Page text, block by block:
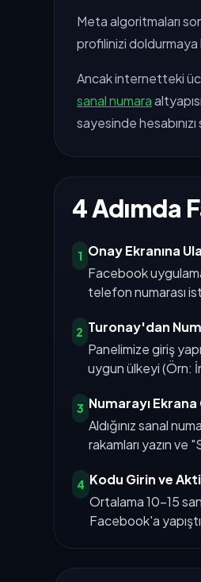
Meta algoritmaları
profilinizi doldurmaya
Ancak internetteki
sanal numara
sayesinde
4 Adımda
1 Onay Ekranına
Facebook
telefon numarası
2 Turonay'dan
Panelimize giriş
uygun ülkeyi (Örn:
3 Numarayı Ekrana
Aldığınız sanal
rakamları yazın ve
4 Kodu Girin ve
Ortalama 10-15
Facebook'a